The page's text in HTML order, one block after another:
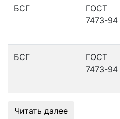
БСГ
ГОСТ
7473-94
БСГ
ГОСТ
7473-94
Читать далее